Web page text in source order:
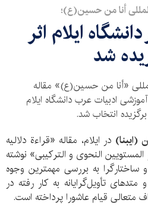
أنا من حسین(ع)؛
ایلام اثر
شد
«أنا من حسین(ع)» مقاله
ادبیات عرب دانشگاه ایلام
برگزیده انتخاب شد.
(ایبنا) در ایلام، مقاله «قراءة دلالیه
المستویین النحوی و الترکیبی» نوشته
ساختارگرا به بررسی مهمترین وجوه
تأویل‌گرایانه به کار رفته در
متعالی قیام عاشورا پرداخته است.